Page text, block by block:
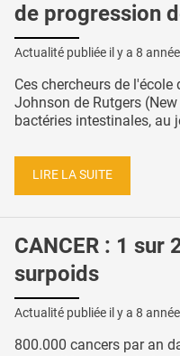
de progression
Actualité publiée il y a 8
Ces chercheurs de l'école
Johnson de Rutgers
bactéries intestinales, au
LIRE LA SUITE
CANCER : 1 sur
surpoids
Actualité publiée il y a 8
800.000 cancers par an